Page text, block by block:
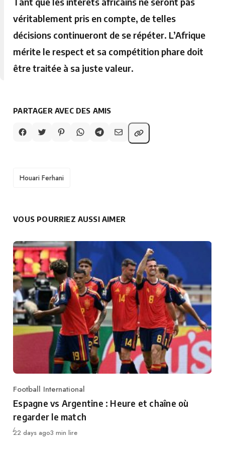
véritablement pris en compte, de telles
décisions continueront de se répéter. L’Afrique
mérite le respect et sa compétition phare doit
être traitée à sa juste valeur.
PARTAGER AVEC DES AMIS
TAGS
Houari Ferhani
VOUS POURRIEZ AUSSI AIMER
Category
Football International
Espagne vs Argentine : Heure et chaîne où
regarder le match
Publié
22 days ago3 min lire